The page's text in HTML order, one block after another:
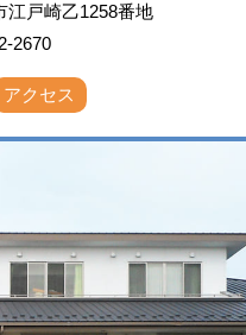
江戸崎乙1258番地
2670
アクセス